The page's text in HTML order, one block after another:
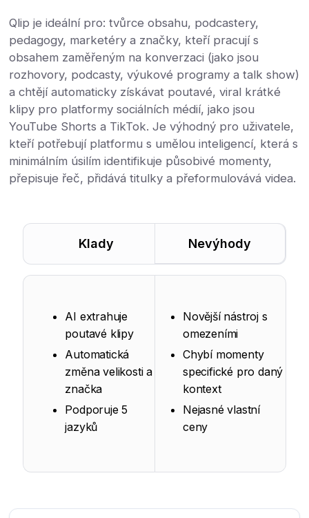
Qlip je ideální pro: tvůrce obsahu, podcastery,
pedagogy, marketéry a značky, kteří pracují s
obsahem zaměřeným na konverzaci (jako jsou
rozhovory, podcasty, výukové programy a talk show)
a chtějí automaticky získávat poutavé, viral krátké
klipy pro platformy sociálních médií, jako jsou
YouTube Shorts a TikTok. Je výhodný pro uživatele,
kteří potřebují platformu s umělou inteligencí, která s
minimálním úsilím identifikuje působivé momenty,
přepisuje řeč, přidává titulky a přeformulovává videa.
Klady Nevýhody
AI extrahuje
poutavé klipy
Automatická
změna velikosti a
značka
Podporuje 5
jazyků
Novější nástroj s
omezeními
Chybí momenty
specifické pro daný
kontext
Nejasné vlastní
ceny